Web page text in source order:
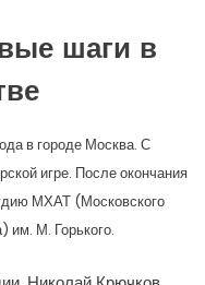
шаги в
в городе Москва. С
игре. После окончания
МХАТ (Московского
им. М. Горького.